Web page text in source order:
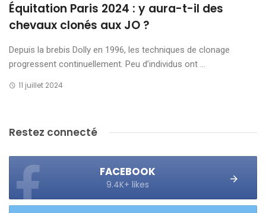
Équitation Paris 2024 : y aura-t-il des
chevaux clonés aux JO ?
Depuis la brebis Dolly en 1996, les techniques de clonage
progressent continuellement. Peu d’individus ont ...
11 juillet 2024
Restez connecté
FACEBOOK
9.4K+ likes